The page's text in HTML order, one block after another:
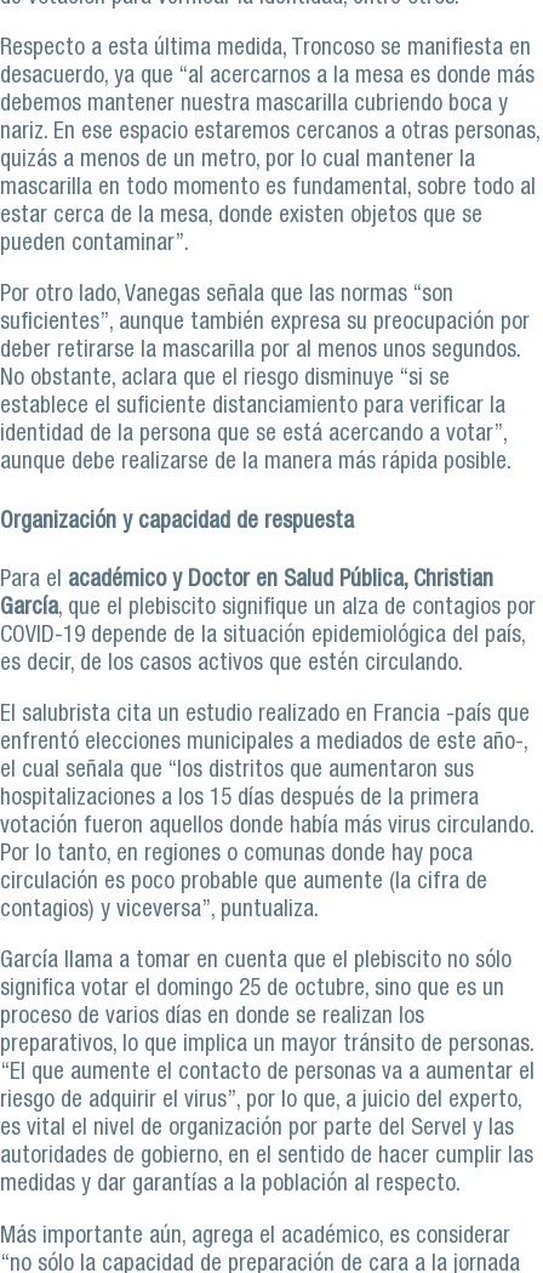
Respecto a esta última medida, Troncoso se manifiesta en
desacuerdo, ya que “al acercarnos a la mesa es donde más
debemos mantener nuestra mascarilla cubriendo boca y
nariz. En ese espacio estaremos cercanos a otras personas,
quizás a menos de un metro, por lo cual mantener la
mascarilla en todo momento es fundamental, sobre todo al
estar cerca de la mesa, donde existen objetos que se
pueden contaminar”.
Por otro lado, Vanegas señala que las normas “son
suficientes”, aunque también expresa su preocupación por
deber retirarse la mascarilla por al menos unos segundos.
No obstante, aclara que el riesgo disminuye “si se
establece el suficiente distanciamiento para verificar la
identidad de la persona que se está acercando a votar”,
aunque debe realizarse de la manera más rápida posible.
Organización y capacidad de respuesta
Para el académico y Doctor en Salud Pública, Christian
García, que el plebiscito signifique un alza de contagios por
COVID-19 depende de la situación epidemiológica del país,
es decir, de los casos activos que estén circulando.
El salubrista cita un estudio realizado en Francia -país que
enfrentó elecciones municipales a mediados de este año-,
el cual señala que “los distritos que aumentaron sus
hospitalizaciones a los 15 días después de la primera
votación fueron aquellos donde había más virus circulando.
Por lo tanto, en regiones o comunas donde hay poca
circulación es poco probable que aumente (la cifra de
contagios) y viceversa”, puntualiza.
García llama a tomar en cuenta que el plebiscito no sólo
significa votar el domingo 25 de octubre, sino que es un
proceso de varios días en donde se realizan los
preparativos, lo que implica un mayor tránsito de personas.
“El que aumente el contacto de personas va a aumentar el
riesgo de adquirir el virus”, por lo que, a juicio del experto,
es vital el nivel de organización por parte del Servel y las
autoridades de gobierno, en el sentido de hacer cumplir las
medidas y dar garantías a la población al respecto.
Más importante aún, agrega el académico, es considerar
“no sólo la capacidad de preparación de cara a la jornada